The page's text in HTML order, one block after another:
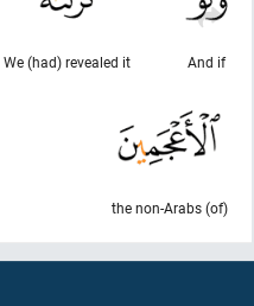
And if
We (had) revealed it
(of) the non-Arabs